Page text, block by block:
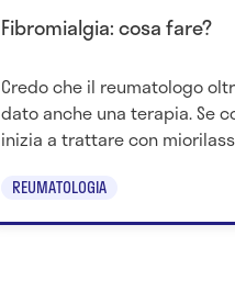
Fibromialgia: cosa fare?
Credo che il reumatologo
dato anche una terapia. Se
inizia a trattare con
REUMATOLOGIA